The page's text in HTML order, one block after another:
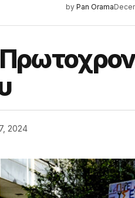
by Pan Orama
2024